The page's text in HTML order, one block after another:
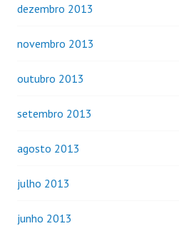
dezembro 2013
novembro 2013
outubro 2013
setembro 2013
agosto 2013
julho 2013
junho 2013